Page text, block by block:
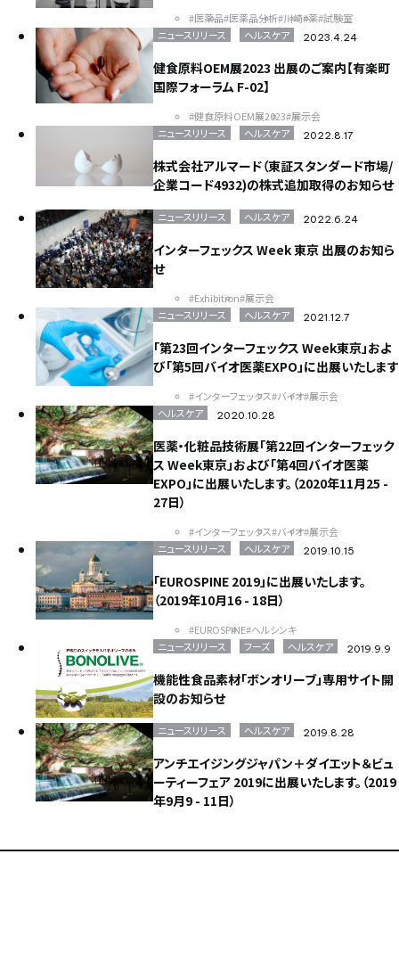
#医薬品#医薬品分析#川崎#薬#試験室
ニュースリリース
ヘルスケア 2023.4.24
健食原料OEM展2023 出展のご案内【有楽町
国際フォーラム F-02】
#健食原料OEM展2023#展示会
ニュースリリース
ヘルスケア 2022.8.17
株式会社アルマード（東証スタンダード市場/
企業コード4932)の株式追加取得のお知らせ
ニュースリリース ヘルスケア 2022.6.24
インターフェックス Week 東京 出展のお知ら
せ
#Exhibition#展示会
ニュースリリース
ヘルスケア 2021.12.7
「第23回インターフェックス Week東京」およ
び「第5回バイオ医薬EXPO」に出展いたします
#インターフェックス#バイオ#展示会
ヘルスケア
2020.10.28
医薬・化粧品技術展「第22回インターフェック
ス Week東京」および「第4回バイオ医薬
EXPO」に出展いたします。（2020年11月25 -
27日）
#インターフェックス#バイオ#展示会
ニュースリリース
ヘルスケア 2019.10.15
「EUROSPINE 2019」に出展いたします。
（2019年10月16 - 18日）
#EUROSPINE#ヘルシンキ
ニュースリリース
フーズ ヘルスケア 2019.9.9
機能性食品素材「ボンオリーブ」専用サイト開
設のお知らせ
ニュースリリース ヘルスケア 2019.8.28
アンチエイジングジャパン＋ダイエット＆ビュ
ーティーフェア 2019に出展いたします。（2019
年9月9 - 11日）